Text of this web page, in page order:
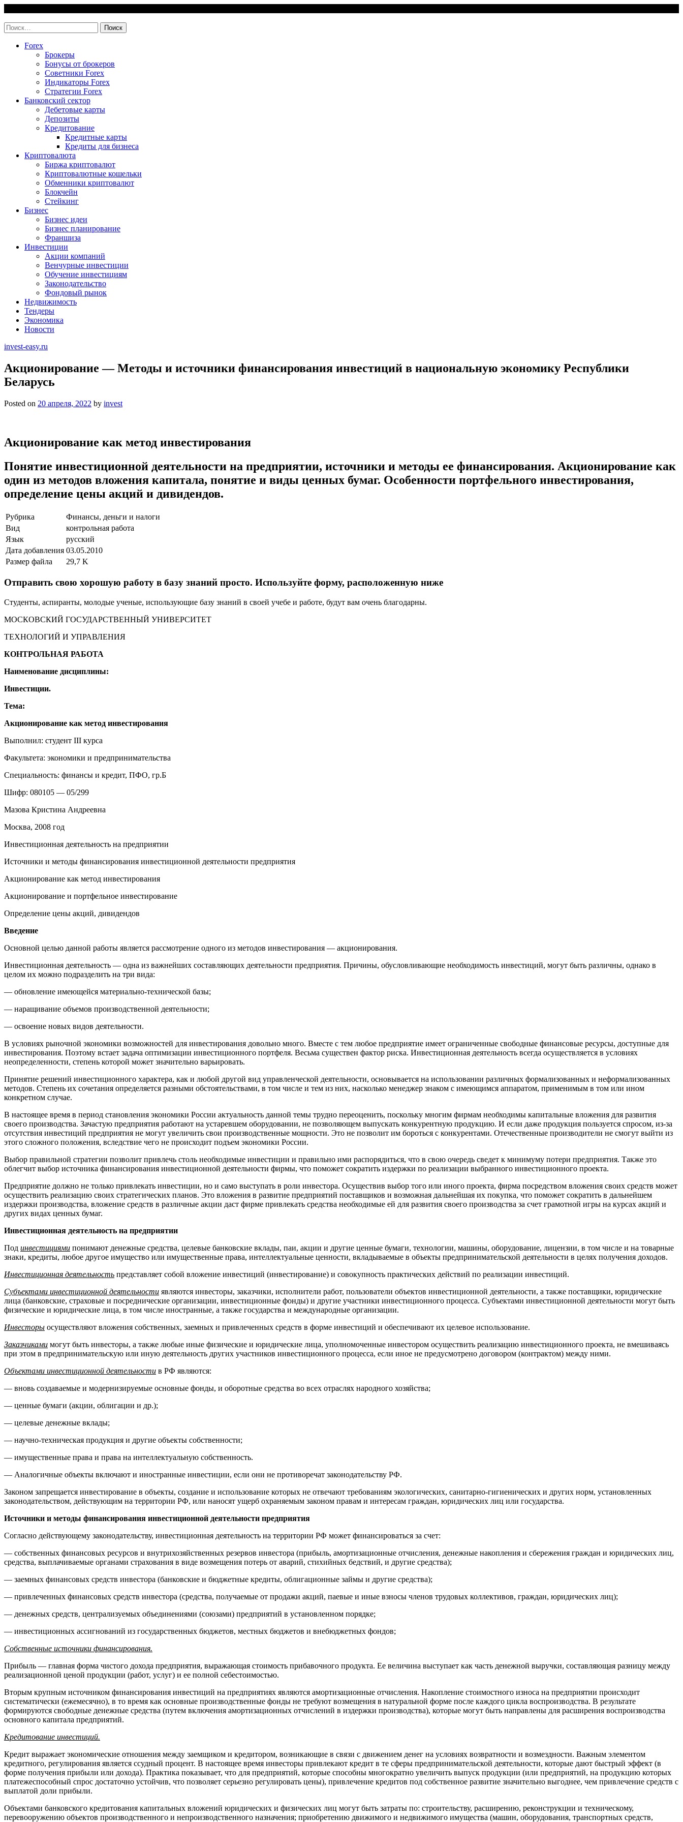
content
Найти:
Forex
Брокеры
Бонусы от брокеров
Советники Forex
Индикаторы Forex
Стратегии Forex
Банковский сектор
Дебетовые карты
Депозиты
Кредитование
Кредитные карты
Кредиты для бизнеса
Криптовалюта
Биржа криптовалют
Криптовалютные кошельки
Обменники криптовалют
Блокчейн
Стейкинг
Бизнес
Бизнес идеи
Бизнес планирование
Франшиза
Инвестиции
Акции компаний
Венчурные инвестиции
Обучение инвестициям
Законодательство
Фондовый рынок
Недвижимость
Тендеры
Экономика
Новости
invest-easy.ru
Акционирование — Методы и источники финансирования инвестиций в национальную экономику Республики
Беларусь
Posted on 20 апреля, 2022 by invest
Акционирование как метод инвестирования
Понятие инвестиционной деятельности на предприятии, источники и методы ее финансирования. Акционирование как
один из методов вложения капитала, понятие и виды ценных бумаг. Особенности портфельного инвестирования,
определение цены акций и дивидендов.
Рубрика
Финансы, деньги и налоги
Вид
контрольная работа
Язык
русский
Дата добавления 03.05.2010
Размер файла
29,7 K
Отправить свою хорошую работу в базу знаний просто. Используйте форму, расположенную ниже
Студенты, аспиранты, молодые ученые, использующие базу знаний в своей учебе и работе, будут вам очень благодарны.
МОСКОВСКИЙ ГОСУДАРСТВЕННЫЙ УНИВЕРСИТЕТ
ТЕХНОЛОГИЙ И УПРАВЛЕНИЯ
КОНТРОЛЬНАЯ РАБОТА
Наименование дисциплины:
Инвестиции.
Тема:
Акционирование как метод инвестирования
Выполнил: студент III курса
Факультета: экономики и предпринимательства
Специальность: финансы и кредит, ПФО, гр.Б
Шифр: 080105 — 05/299
Мазова Кристина Андреевна
Москва, 2008 год
Инвестиционная деятельность на предприятии
Источники и методы финансирования инвестиционной деятельности предприятия
Акционирование как метод инвестирования
Акционирование и портфельное инвестирование
Определение цены акций, дивидендов
Введение
Основной целью данной работы является рассмотрение одного из методов инвестирования — акционирования.
Инвестиционная деятельность — одна из важнейших составляющих деятельности предприятия. Причины, обусловливающие необходимость инвестиций, могут быть различны, однако в
целом их можно подразделить на три вида:
— обновление имеющейся материально-технической базы;
— наращивание объемов производственной деятельности;
— освоение новых видов деятельности.
В условиях рыночной экономики возможностей для инвестирования довольно много. Вместе с тем любое предприятие имеет ограниченные свободные финансовые ресурсы, доступные для
инвестирования. Поэтому встает задача оптимизации инвестиционного портфеля. Весьма существен фактор риска. Инвестиционная деятельность всегда осуществляется в условиях
неопределенности, степень которой может значительно варьировать.
Принятие решений инвестиционного характера, как и любой другой вид управленческой деятельности, основывается на использовании различных формализованных и неформализованных
методов. Степень их сочетания определяется разными обстоятельствами, в том числе и тем из них, насколько менеджер знаком с имеющимся аппаратом, применимым в том или ином
конкретном случае.
В настоящее время в период становления экономики России актуальность данной темы трудно переоценить, поскольку многим фирмам необходимы капитальные вложения для развития
своего производства. Зачастую предприятия работают на устаревшем оборудовании, не позволяющем выпускать конкурентную продукцию. И если даже продукция пользуется спросом, из-за
отсутствия инвестиций предприятия не могут увеличить свои производственные мощности. Это не позволит им бороться с конкурентами. Отечественные производители не смогут выйти из
этого сложного положения, вследствие чего не происходит подъем экономики России.
Выбор правильной стратегии позволит привлечь столь необходимые инвестиции и правильно ими распорядиться, что в свою очередь сведет к минимуму потери предприятия. Также это
облегчит выбор источника финансирования инвестиционной деятельности фирмы, что поможет сократить издержки по реализации выбранного инвестиционного проекта.
Предприятие должно не только привлекать инвестиции, но и само выступать в роли инвестора. Осуществив выбор того или иного проекта, фирма посредством вложения своих средств может
осуществить реализацию своих стратегических планов. Это вложения в развитие предприятий поставщиков и возможная дальнейшая их покупка, что поможет сократить в дальнейшем
издержки производства, вложение средств в различные акции даст фирме привлекать средства необходимые ей для развития своего производства за счет грамотной игры на курсах акций и
других видах ценных бумаг.
Инвестиционная деятельность на предприятии
Под инвестициями понимают денежные средства, целевые банковские вклады, паи, акции и другие ценные бумаги, технологии, машины, оборудование, лицензии, в том числе и на товарные
знаки, кредиты, любое другое имущество или имущественные права, интеллектуальные ценности, вкладываемые в объекты предпринимательской деятельности в целях получения доходов.
Инвестиционная деятельность представляет собой вложение инвестиций (инвестирование) и совокупность практических действий по реализации инвестиций.
Субъектами инвестиционной деятельности являются инвесторы, заказчики, исполнители работ, пользователи объектов инвестиционной деятельности, а также поставщики, юридические
лица (банковские, страховые и посреднические организации, инвестиционные фонды) и другие участники инвестиционного процесса. Субъектами инвестиционной деятельности могут быть
физические и юридические лица, в том числе иностранные, а также государства и международные организации.
Инвесторы осуществляют вложения собственных, заемных и привлеченных средств в форме инвестиций и обеспечивают их целевое использование.
Заказчиками могут быть инвесторы, а также любые иные физические и юридические лица, уполномоченные инвестором осуществить реализацию инвестиционного проекта, не вмешиваясь
при этом в предпринимательскую или иную деятельность других участников инвестиционного процесса, если иное не предусмотрено договором (контрактом) между ними.
Объектами инвестиционной деятельности в РФ являются:
— вновь создаваемые и модернизируемые основные фонды, и оборотные средства во всех отраслях народного хозяйства;
— ценные бумаги (акции, облигации и др.);
— целевые денежные вклады;
— научно-техническая продукция и другие объекты собственности;
— имущественные права и права на интеллектуальную собственность.
— Аналогичные объекты включают и иностранные инвестиции, если они не противоречат законодательству РФ.
Законом запрещается инвестирование в объекты, создание и использование которых не отвечают требованиям экологических, санитарно-гигиенических и других норм, установленных
законодательством, действующим на территории РФ, или наносят ущерб охраняемым законом правам и интересам граждан, юридических лиц или государства.
Источники и методы финансирования инвестиционной деятельности предприятия
Согласно действующему законодательству, инвестиционная деятельность на территории РФ может финансироваться за счет:
— собственных финансовых ресурсов и внутрихозяйственных резервов инвестора (прибыль, амортизационные отчисления, денежные накопления и сбережения граждан и юридических лиц,
средства, выплачиваемые органами страхования в виде возмещения потерь от аварий, стихийных бедствий, и другие средства);
— заемных финансовых средств инвестора (банковские и бюджетные кредиты, облигационные займы и другие средства);
— привлеченных финансовых средств инвестора (средства, получаемые от продажи акций, паевые и иные взносы членов трудовых коллективов, граждан, юридических лиц);
— денежных средств, централизуемых объединениями (союзами) предприятий в установленном порядке;
— инвестиционных ассигнований из государственных бюджетов, местных бюджетов и внебюджетных фондов;
Собственные источники финансирования.
Прибыль — главная форма чистого дохода предприятия, выражающая стоимость прибавочного продукта. Ее величина выступает как часть денежной выручки, составляющая разницу между
реализационной ценой продукции (работ, услуг) и ее полной себестоимостью.
Вторым крупным источником финансирования инвестиций на предприятиях являются амортизационные отчисления. Накопление стоимостного износа на предприятии происходит
систематически (ежемесячно), в то время как основные производственные фонды не требуют возмещения в натуральной форме после каждого цикла воспроизводства. В результате
формируются свободные денежные средства (путем включения амортизационных отчислений в издержки производства), которые могут быть направлены для расширения воспроизводства
основного капитала предприятий.
Кредитование инвестиций.
Кредит выражает экономические отношения между заемщиком и кредитором, возникающие в связи с движением денег на условиях возвратности и возмездности. Важным элементом
кредитного, регулирования является ссудный процент. В настоящее время инвесторы привлекают кредит в те сферы предпринимательской деятельности, которые дают быстрый эффект (в
форме получения прибыли или дохода). Практика показывает, что для предприятий, которые способны многократно увеличить выпуск продукции (или предприятий, на продукцию которых
платежеспособный спрос достаточно устойчив, что позволяет серьезно регулировать цены), привлечение кредитов под собственное развитие значительно выгоднее, чем привлечение средств с
выплатой доли прибыли.
Объектами банковского кредитования капитальных вложений юридических и физических лиц могут быть затраты по: строительству, расширению, реконструкции и техническому,
перевооружению объектов производственного и непроизводственного назначения; приобретению движимого и недвижимого имущества (машин, оборудования, транспортных средств,